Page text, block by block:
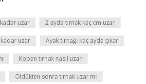
uzar 2 ayda tırnak kaç cm uzar
uzar Ayak tırnağı kaç ayda çıkar
Kopan tırnak nasıl uzar
Öldükten sonra tırnak uzar mı